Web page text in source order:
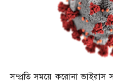
সম্প্রতি সময়ে করোনা ভাইরাস